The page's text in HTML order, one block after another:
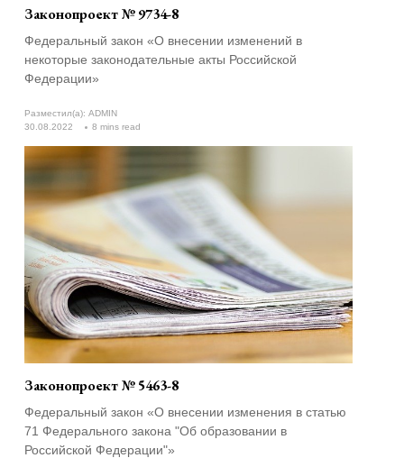
Законопроект № 9734-8
Федеральный закон «О внесении изменений в
некоторые законодательные акты Российской
Федерации»
Разместил(а): ADMIN
30.08.2022
8 mins read
Законопроект № 5463-8
Федеральный закон «О внесении изменения в статью
71 Федерального закона "Об образовании в
Российской Федерации"»